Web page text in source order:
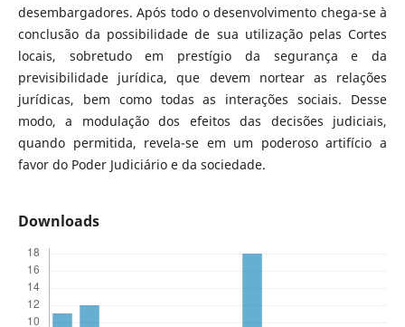
desembargadores. Após todo o desenvolvimento chega-se à
conclusão da possibilidade de sua utilização pelas Cortes
locais, sobretudo em prestígio da segurança e da
previsibilidade jurídica, que devem nortear as relações
jurídicas, bem como todas as interações sociais. Desse
modo, a modulação dos efeitos das decisões judiciais,
quando permitida, revela-se em um poderoso artifício a
favor do Poder Judiciário e da sociedade.
Downloads